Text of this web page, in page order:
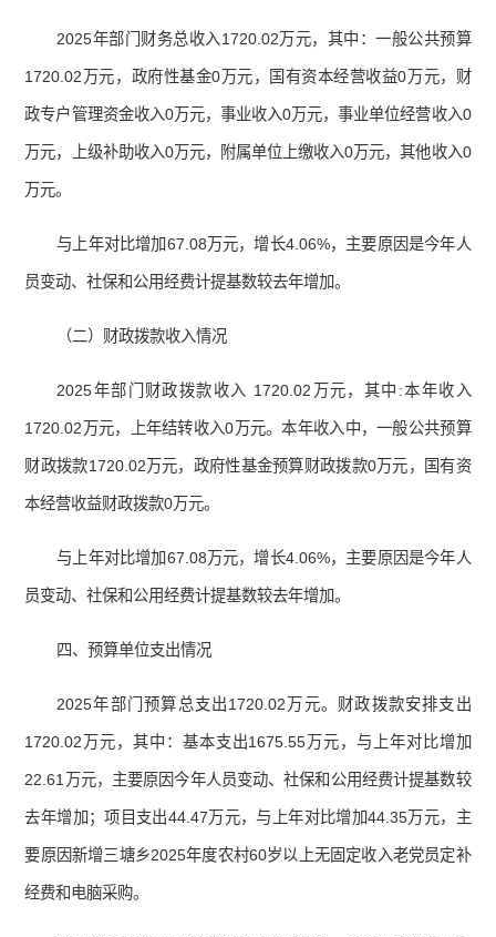
2025年部门财务总收入1720.02万元，其中：一般公共预算
1720.02万元，政府性基金0万元，国有资本经营收益0万元，财
政专户管理资金收入0万元，事业收入0万元，事业单位经营收入0
万元，上级补助收入0万元，附属单位上缴收入0万元，其他收入0
万元。
与上年对比增加67.08万元，增长4.06%，主要原因是今年人
员变动、社保和公用经费计提基数较去年增加。
（二）财政拨款收入情况
2025年部门财政拨款收入 1720.02万元，其中:本年收入
1720.02万元，上年结转收入0万元。本年收入中，一般公共预算
财政拨款1720.02万元，政府性基金预算财政拨款0万元，国有资
本经营收益财政拨款0万元。
与上年对比增加67.08万元，增长4.06%，主要原因是今年人
员变动、社保和公用经费计提基数较去年增加。
四、预算单位支出情况
2025年部门预算总支出1720.02万元。财政拨款安排支出
1720.02万元，其中：基本支出1675.55万元，与上年对比增加
22.61万元，主要原因今年人员变动、社保和公用经费计提基数较
去年增加；项目支出44.47万元，与上年对比增加44.35万元，主
要原因新增三塘乡2025年度农村60岁以上无固定收入老党员定补
经费和电脑采购。